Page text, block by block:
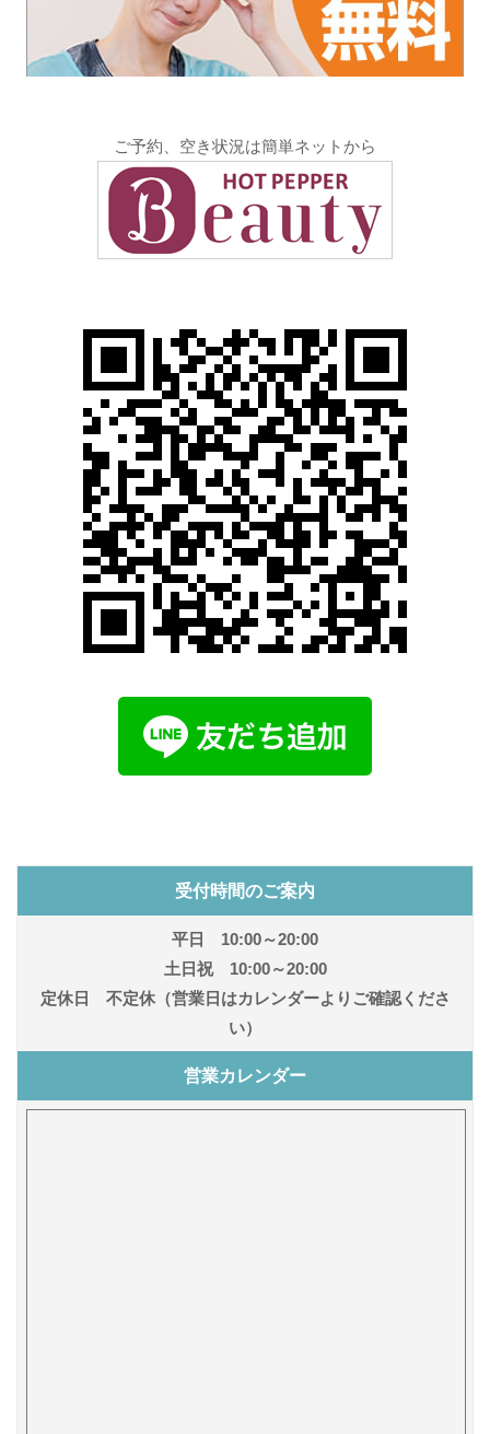
ご予約、空き状況は簡単ネットから
受付時間のご案内
平日 10:00～20:00
土日祝 10:00～20:00
定休日 不定休（営業日はカレンダーよりご確認くださ
い）
営業カレンダー